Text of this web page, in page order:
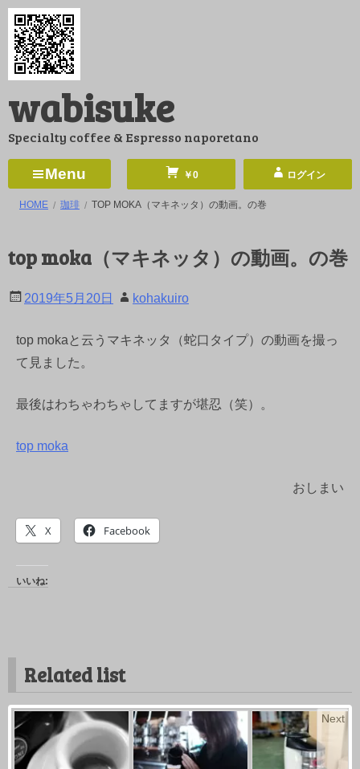
コ
ン
ツ
ス
ッ
wabisuke
Specialty coffee & Espresso naporetano
Menu ￥0 ログイン
HOME 珈琲 TOP MOKA（マキネッタ）の動画。の巻
top moka（マキネッタ）の動画。の巻
2019年5月20日 kohakuiro
top mokaと云うマキネッタ（蛇口タイプ）の動画を撮っ
て見ました。
最後はわちゃわちゃしてますが堪忍（笑）。
top moka
おしまい
X Facebook
いいね:
Related list
Next